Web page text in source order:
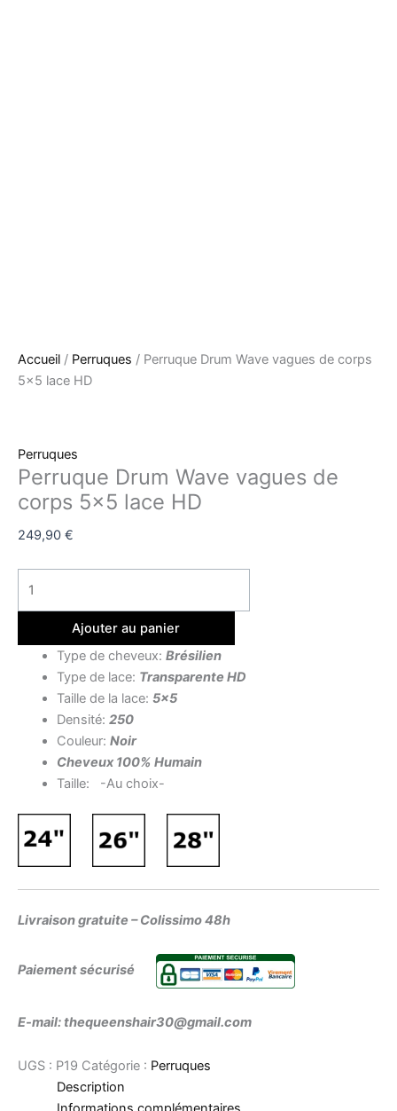
Accueil / Perruques / Perruque Drum Wave vagues de corps
5×5 lace HD
Perruques
Perruque Drum Wave vagues de
corps 5×5 lace HD
249,90 €
Ajouter au panier
Type de cheveux: Brésilien
Type de lace: Transparente HD
Taille de la lace: 5×5
Densité: 250
Couleur: Noir
Cheveux 100% Humain
Taille: -Au choix-
Livraison gratuite – Colissimo 48h
Paiement sécurisé
E-mail: thequeenshair30@gmail.com
UGS : P19 Catégorie : Perruques
Description